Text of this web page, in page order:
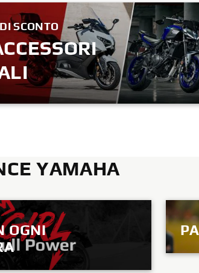
SCONTO
YAMAHA
OGNI